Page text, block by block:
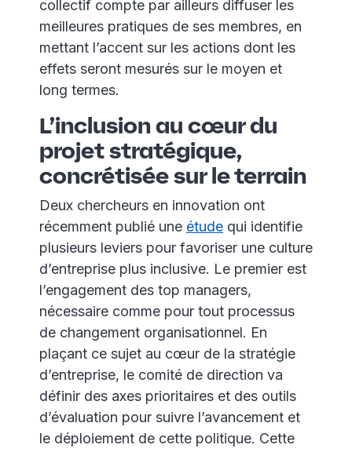
collectif compte par ailleurs diffuser les
meilleures pratiques de ses membres, en
mettant l’accent sur les actions dont les
effets seront mesurés sur le moyen et
long termes.
L’inclusion au cœur du
projet stratégique,
concrétisée sur le terrain
Deux chercheurs en innovation ont
récemment publié une étude qui identifie
plusieurs leviers pour favoriser une culture
d’entreprise plus inclusive. Le premier est
l’engagement des top managers,
nécessaire comme pour tout processus
de changement organisationnel. En
plaçant ce sujet au cœur de la stratégie
d’entreprise, le comité de direction va
définir des axes prioritaires et des outils
d’évaluation pour suivre l’avancement et
le déploiement de cette politique. Cette